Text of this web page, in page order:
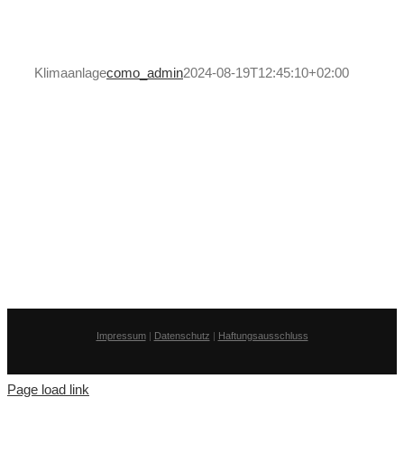
Klimaanlagecomo_admin2024-08-19T12:45:10+02:00
Impressum| Datenschutz | Haftungsausschluss
Page load link